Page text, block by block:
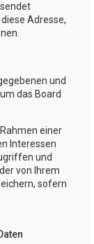
Adresse,
und
das Board
einer
Interessen
und
von Ihrem
sofern